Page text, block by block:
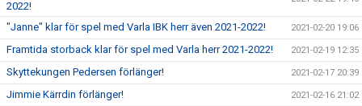
2022!
"Janne" klar för spel med Varla IBK herr även 2021-2022! 2021-02-20 19:06
Framtida storback klar för spel med Varla herr 2021-2022! 2021-02-19 12:35
Skyttekungen Pedersen förlänger! 2021-02-17 20:39
Jimmie Kärrdin förlänger! 2021-02-16 21:02